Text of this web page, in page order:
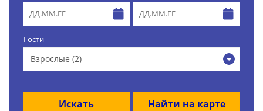
Гости
Взрослые (2)
Искать Найти на карте